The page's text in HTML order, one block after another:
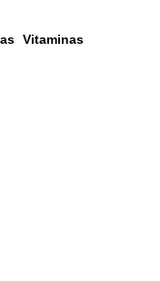
Vitaminas